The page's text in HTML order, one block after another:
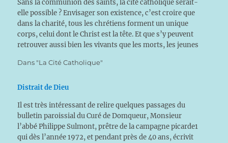
Sans la communion des saints, la cité catholique serait-
elle possible ? Envisager son existence, c’est croire que
dans la charité, tous les chrétiens forment un unique
corps, celui dont le Christ est la tête. Et que s’y peuvent
retrouver aussi bien les vivants que les morts, les jeunes
Dans "La Cité Catholique"
Distrait de Dieu
Il est très intéressant de relire quelques passages du
bulletin paroissial du Curé de Domqueur, Monsieur
l’abbé Philippe Sulmont, prêtre de la campagne picarde1
qui dès l’année 1972, et pendant près de 40 ans, écrivit